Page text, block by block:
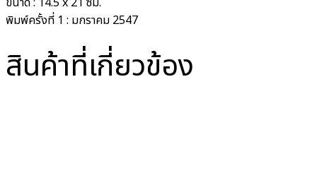
พิมพ์ครั้งที่ 1 : มกราคม 2547
สินค้าที่เกี่ยวข้อง